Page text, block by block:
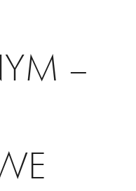
–